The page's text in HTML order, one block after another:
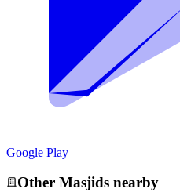
Google Play
Other Masjids nearby